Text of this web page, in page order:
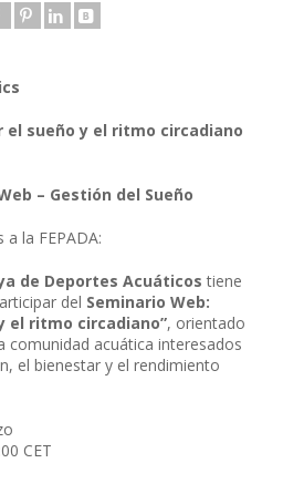
el sueño y el ritmo circadiano
– Gestión del Sueño
la FEPADA:
de Deportes Acuáticos tiene
del Seminario Web:
el ritmo circadiano”, orientado
comunidad acuática interesados
el bienestar y el rendimiento
CET